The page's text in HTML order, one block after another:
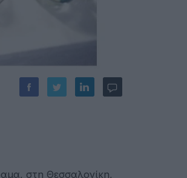
στη Θεσσαλονίκη,